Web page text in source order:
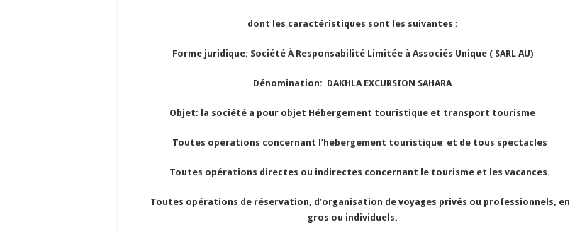
dont les caractéristiques sont les suivantes :
Forme juridique: Société À Responsabilité Limitée à Associés Unique ( SARL AU)
Dénomination: DAKHLA EXCURSION SAHARA
Objet: la société a pour objet Hébergement touristique et transport tourisme
Toutes opérations concernant l’hébergement touristique et de tous spectacles
Toutes opérations directes ou indirectes concernant le tourisme et les vacances.
Toutes opérations de réservation, d’organisation de voyages privés ou professionnels, en
gros ou individuels.